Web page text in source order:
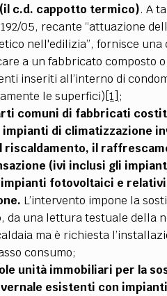
c.d. cappotto termico). A
05, recante “attuazione
nell'edilizia”, fornisce
a un fabbricato composto
inseriti all’interno di
le superfici)[1] ;
comuni di fabbricati
di climatizzazione
il
(ivi inclusi gli
fotovoltaici e
L’intervento impone la
da una lettura testuale della
ma è richiesta
consumo;
unità immobiliari per la
esistenti con